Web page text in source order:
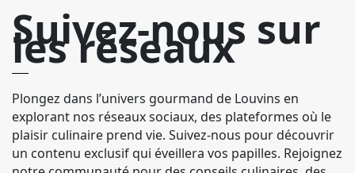
Suivez-nous sur
les réseaux
Plongez dans l’univers gourmand de Louvins en
explorant nos réseaux sociaux, des plateformes où le
plaisir culinaire prend vie. Suivez-nous pour découvrir
un contenu exclusif qui éveillera vos papilles. Rejoignez